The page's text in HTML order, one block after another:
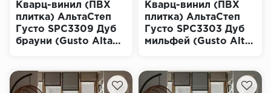
Кварц-винил (ПВХ
плитка) АльтаСтеп
Густо SPC3309 Дуб
брауни (Gusto Alta
Кварц-винил (ПВХ
плитка) АльтаСтеп
Густо SPC3303 Дуб
мильфей (Gusto Alta